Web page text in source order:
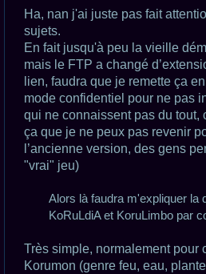
e
n
o
n
l
u
Ha, nan j'ai juste pas fait
sujets.
En fait jusqu'à peu la vieille
mais le FTP a changé
lien, faudra que je remette ça
mode confidentiel pour ne pas
qui ne connaissent pas du tout,
ça que je ne peux pas revenir
l’ancienne version, des gens
"vrai" jeu)
Alors là faudra m'expliquer la
KoRuLdiA et KoruLimbo par
Très simple, normalement pour
Korumon (genre feu, eau,